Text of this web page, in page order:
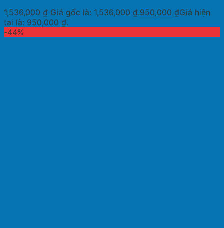
1,536,000₫ Giá gốc là: 1,536,000 ₫.950,000 ₫Giá hiện
tại là: 950,000 ₫.
-44%